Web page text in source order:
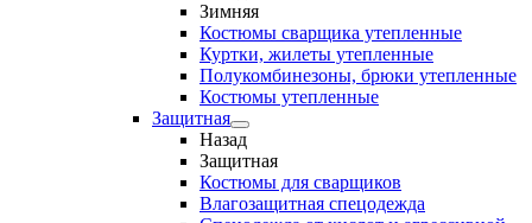
Зимняя
Костюмы сварщика утепленные
Куртки, жилеты утепленные
Полукомбинезоны, брюки утепленные
Костюмы утепленные
Защитная
Назад
Защитная
Костюмы для сварщиков
Влагозащитная спецодежда